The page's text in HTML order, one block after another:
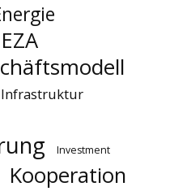
EZA
Infrastruktur
Investment
Kooperation